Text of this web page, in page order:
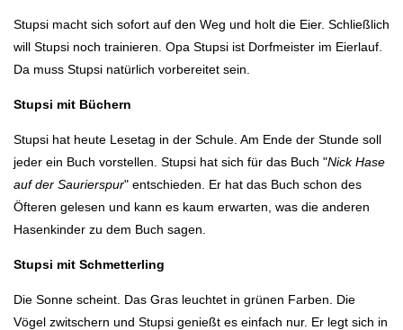
Stupsi macht sich sofort auf den Weg und holt die Eier. Schließlich
will Stupsi noch trainieren. Opa Stupsi ist Dorfmeister im Eierlauf.
Da muss Stupsi natürlich vorbereitet sein.
Stupsi mit Büchern
Stupsi hat heute Lesetag in der Schule. Am Ende der Stunde soll
jeder ein Buch vorstellen. Stupsi hat sich für das Buch "Nick Hase
auf der Saurierspur" entschieden. Er hat das Buch schon des
Öfteren gelesen und kann es kaum erwarten, was die anderen
Hasenkinder zu dem Buch sagen.
Stupsi mit Schmetterling
Die Sonne scheint. Das Gras leuchtet in grünen Farben. Die
Vögel zwitschern und Stupsi genießt es einfach nur. Er legt sich in